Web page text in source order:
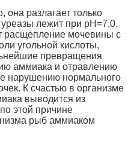
разлагает только
лежит при рН=7,0.
расщепление мочевины с
угольной кислоты,
превращения
аммиака и отравлению
нарушению нормального
К счастью в организме
выводится из
этой причине
рыб аммиаком